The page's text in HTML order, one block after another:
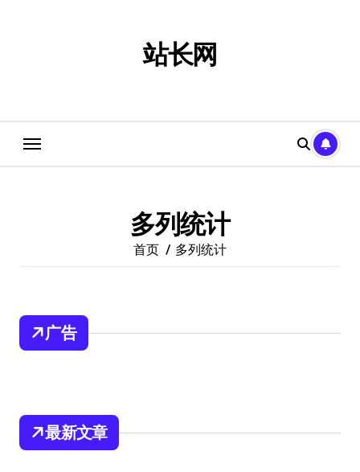
站长网
多列统计
首页 多列统计
广告
最新文章